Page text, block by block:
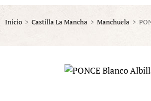
Inicio > Castilla La Mancha > Manchuela >